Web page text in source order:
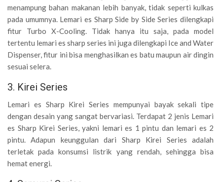
menampung bahan makanan lebih banyak, tidak seperti kulkas
pada umumnya. Lemari es Sharp Side by Side Series dilengkapi
fitur Turbo X-Cooling. Tidak hanya itu saja, pada model
tertentu lemari es sharp series ini juga dilengkapi Ice and Water
Dispenser, fitur ini bisa menghasilkan es batu maupun air dingin
sesuai selera.
3. Kirei Series
Lemari es Sharp Kirei Series mempunyai bayak sekali tipe
dengan desain yang sangat bervariasi. Terdapat 2 jenis Lemari
es Sharp Kirei Series, yakni lemari es 1 pintu dan lemari es 2
pintu. Adapun keunggulan dari Sharp Kirei Series adalah
terletak pada konsumsi listrik yang rendah, sehingga bisa
hemat energi.